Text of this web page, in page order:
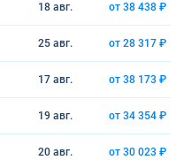
18 авг. от 38 438 ₽
25 авг. от 28 317 ₽
17 авг. от 38 173 ₽
19 авг. от 34 354 ₽
20 авг. от 30 023 ₽